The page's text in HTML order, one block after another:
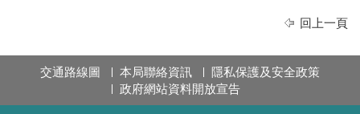
回上一頁
交通路線圖 本局聯絡資訊
隱私保護及安全政策
政府網站資料開放宣告